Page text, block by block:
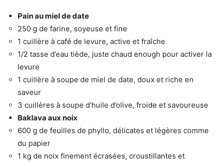
Pain au miel de date
250 g de farine, soyeuse et fine
1 cuillère à café de levure, active et fraîche
1/2 tasse d’eau tiède, juste chaud enough pour activer la
levure
1 cuillère à soupe de miel de date, doux et riche en
saveur
3 cuillères à soupe d’huile d’olive, froide et savoureuse
Baklava aux noix
600 g de feuilles de phyllo, délicates et légères comme
du papier
1 kg de noix finement écrasées, croustillantes et